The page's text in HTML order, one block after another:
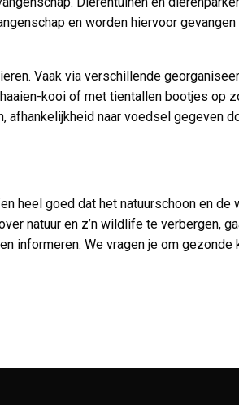
en worden hiervoor
Vaak via verschillende
kooi of met tientallen bootjes
naar voedsel gegeven
heel goed dat het natuurschoon en
natuur en z’n wildlife te verbergen,
informeren. We vragen je om